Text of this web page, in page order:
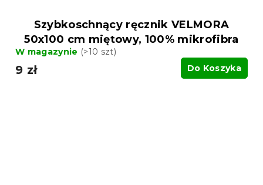
Szybkoschnący ręcznik VELMORA
50x100 cm miętowy, 100% mikrofibra
W magazynie (>10 szt)
9 zł Do Koszyka